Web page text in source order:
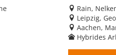
Rain,
Leipzig,
Aachen,
Hybrides